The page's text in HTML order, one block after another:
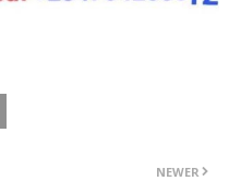
NEWER